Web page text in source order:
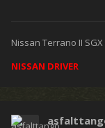
Nissan Terrano II SGX
NISSAN DRIVER